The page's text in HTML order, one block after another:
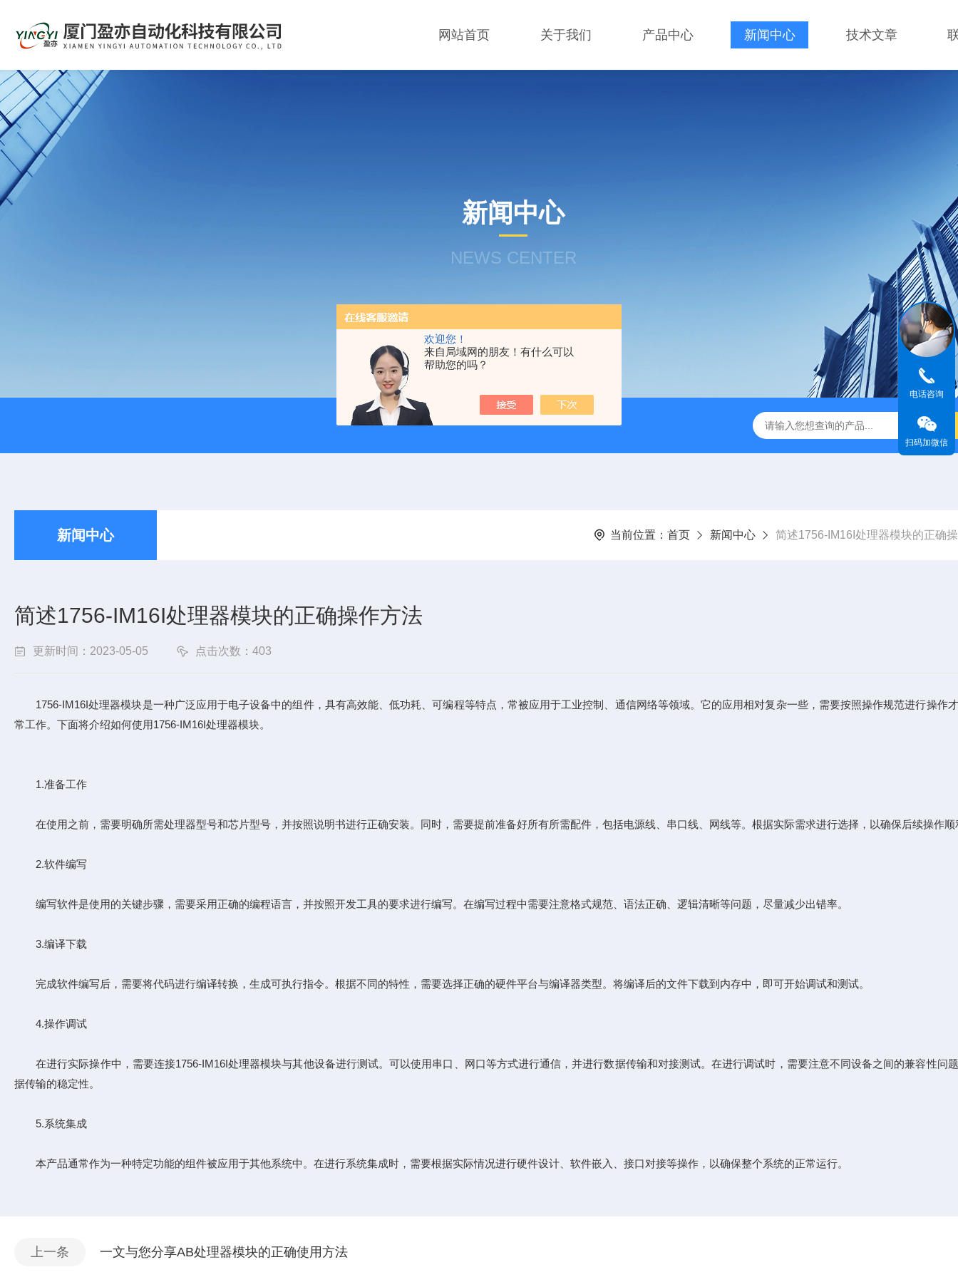
欢迎您！
来自局域网的朋友！有什么可以
帮助您的吗？
网站首页 关于我们 产品中心 新闻中心 技术文章
新闻中心
NEWS CENTER
新闻中心 当前位置： 首页 新闻中心 简述1756-IM16I处理器模块的正确
简述1756-IM16I处理器模块的正确操作方法
更新时间：2023-05-05 点击次数：403
1756-IM16I处理器模块是一种广泛应用于电子设备中的组件，具有高效能、低功耗、可编程等特点，常被应用于工业控制、通信网络等领域。它的应用相对复杂一些，需要按照操作规范进行操作
常工作。下面将介绍如何使用1756-IM16I处理器模块。
1.准备工作
在使用之前，需要明确所需处理器型号和芯片型号，并按照说明书进行正确安装。同时，需要提前准备好所有所需配件，包括电源线、串口线、网线等。根据实际需求进行选择，以确保后续操作顺
2.软件编写
编写软件是使用的关键步骤，需要采用正确的编程语言，并按照开发工具的要求进行编写。在编写过程中需要注意格式规范、语法正确、逻辑清晰等问题，尽量减少出错率。
3.编译下载
完成软件编写后，需要将代码进行编译转换，生成可执行指令。根据不同的特性，需要选择正确的硬件平台与编译器类型。将编译后的文件下载到内存中，即可开始调试和测试。
4.操作调试
在进行实际操作中，需要连接1756-IM16I处理器模块与其他设备进行测试。可以使用串口、网口等方式进行通信，并进行数据传输和对接测试。在进行调试时，需要注意不同设备之间的兼容性问
据传输的稳定性。
5.系统集成
本产品通常作为一种特定功能的组件被应用于其他系统中。在进行系统集成时，需要根据实际情况进行硬件设计、软件嵌入、接口对接等操作，以确保整个系统的正常运行。
上一条 一文与您分享AB处理器模块的正确使用方法
电话咨询
扫码加微信